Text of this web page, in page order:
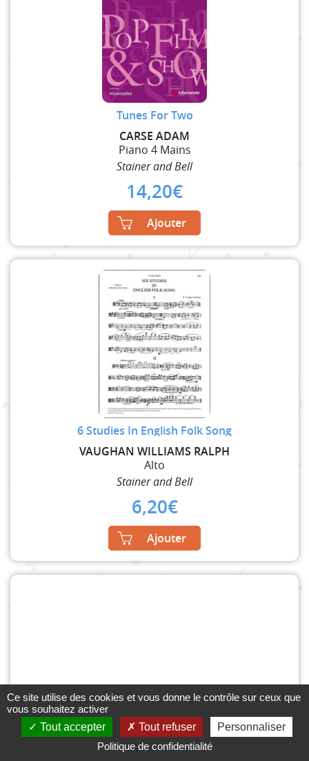
Tunes For Two
CARSE ADAM
Piano 4 Mains
Stainer and Bell
14,20€
Ajouter
6 Studies In English Folk Song
VAUGHAN WILLIAMS RALPH
Alto
Stainer and Bell
6,20€
Ajouter
Cahier Simple 14 Portées
Ce site utilise des cookies et vous donne le contrôle sur ceux que
vous souhaitez activer
Tout accepter
Tout refuser
Personnaliser
Politique de confidentialité